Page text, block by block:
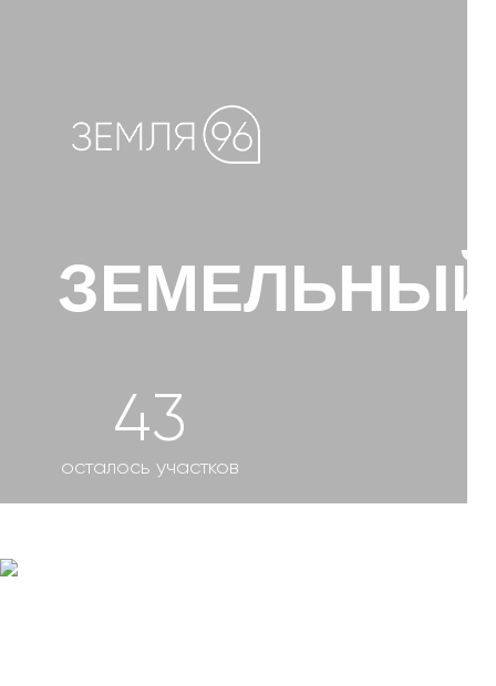
ЗЕМЕЛЬНЫЙ
43
осталось участков